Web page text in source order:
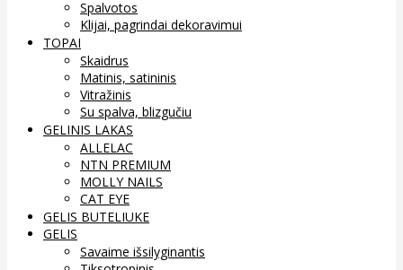
Spalvotos
Klijai, pagrindai dekoravimui
TOPAI
Skaidrus
Matinis, satininis
Vitražinis
Su spalva, blizgučiu
GELINIS LAKAS
ALLELAC
NTN PREMIUM
MOLLY NAILS
CAT EYE
GELIS BUTELIUKE
GELIS
Savaime išsilyginantis